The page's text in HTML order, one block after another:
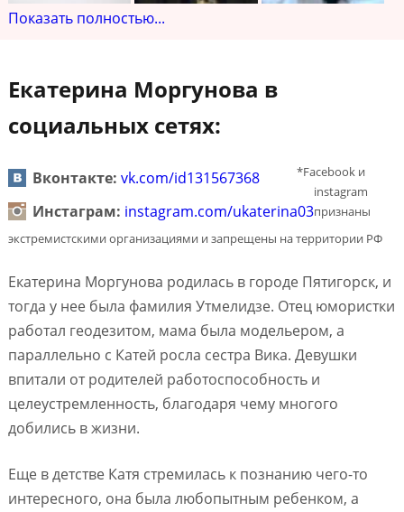
Показать полностью...
Екатерина Моргунова в
социальных сетях:
Вконтакте: vk.com/id131567368
Инстаграм: instagram.com/ukaterina03
*Facebook и
instagram
признаны
экстремистскими организациями и запрещены на территории РФ
Екатерина Моргунова родилась в городе Пятигорск, и
тогда у нее была фамилия Утмелидзе. Отец юмористки
работал геодезитом, мама была модельером, а
параллельно с Катей росла сестра Вика. Девушки
впитали от родителей работоспособность и
целеустремленность, благодаря чему многого
добились в жизни.
Еще в детстве Катя стремилась к познанию чего-то
интересного, она была любопытным ребенком, а